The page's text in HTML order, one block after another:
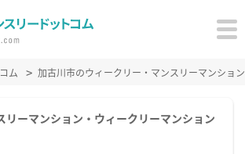
ム 加古川市のウィークリー・マンスリーマンショ
リーマンション・ウィークリーマンション